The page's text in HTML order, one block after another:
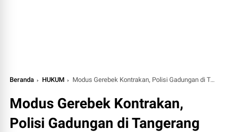
Beranda HUKUM Modus Gerebek Kontrakan, Polisi Gadungan di Tangerang Ini Akhirnya Ditangkap
Modus Gerebek Kontrakan,
Polisi Gadungan di Tangerang